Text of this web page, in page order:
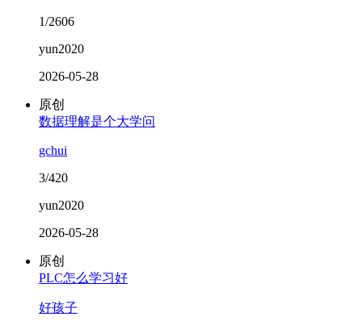
1/2606
yun2020
2026-05-28
原创
数据理解是个大学问
gchui
3/420
yun2020
2026-05-28
原创
PLC怎么学习好
好孩子